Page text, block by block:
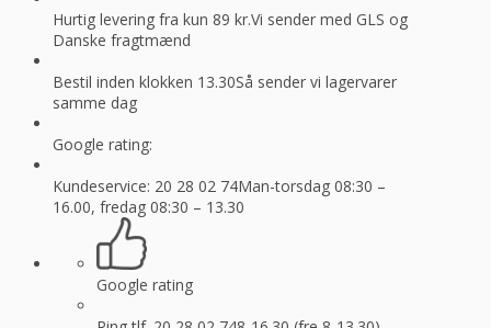
Hurtig levering fra kun 89 kr.Vi sender med GLS og
Danske fragtmænd
Bestil inden klokken 13.30Så sender vi lagervarer
samme dag
Google rating:
Kundeservice: 20 28 02 74Man-torsdag 08:30 –
16.00, fredag 08:30 – 13.30
Google rating